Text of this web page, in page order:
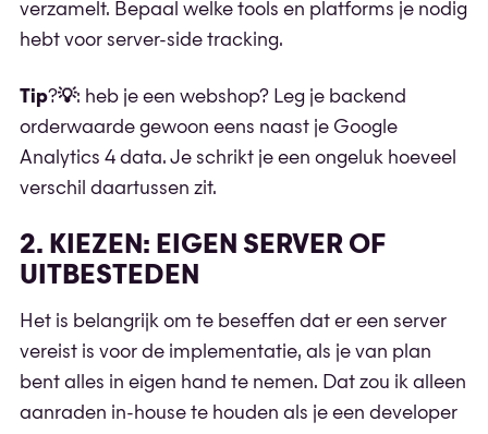
verzamelt. Bepaal welke tools en platforms je nodig
hebt voor server-side tracking.
Tip?💡: heb je een webshop? Leg je backend
orderwaarde gewoon eens naast je Google
Analytics 4 data. Je schrikt je een ongeluk hoeveel
verschil daartussen zit.
2. KIEZEN: EIGEN SERVER OF
UITBESTEDEN
Het is belangrijk om te beseffen dat er een server
vereist is voor de implementatie, als je van plan
bent alles in eigen hand te nemen. Dat zou ik alleen
aanraden in-house te houden als je een developer